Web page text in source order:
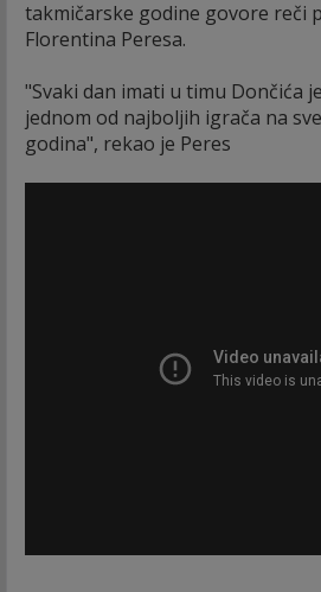
takmičarske godine govore reči
Florentina Peresa.
"Svaki dan imati u timu Dončića
jednom od najboljih igrača na
godina", rekao je Peres